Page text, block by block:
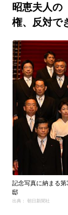
昭恵夫人
権、反対で
記念写真に納まる
邸
出典： 朝日新聞社